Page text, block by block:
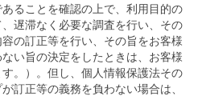
ることを確認の上で、利用目的の
遅滞なく必要な調査を行い、その
の訂正等を行い、その旨をお客様
い旨の決定をしたときは、お客様
。）。但し、個人情報保護法その
訂正等の義務を負わない場合は、